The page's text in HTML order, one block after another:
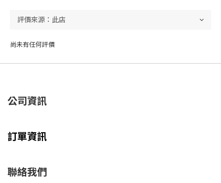
尚未有任何評價
公司資訊
訂單資訊
聯絡我們